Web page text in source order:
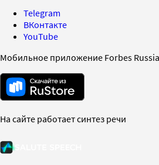
Telegram
ВКонтакте
YouTube
Мобильное приложение Forbes
На сайте работает синтез речи